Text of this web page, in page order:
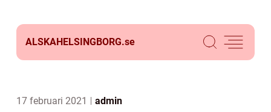
ALSKAHELSINGBORG.se
17 februari 2021 admin